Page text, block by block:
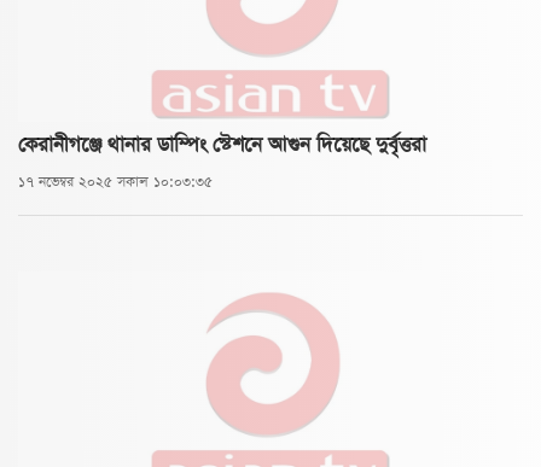
কেরানীগঞ্জে থানার ডাম্পিং স্টেশনে আগুন দিয়েছে দুর্বৃত্তরা
১৭ নভেম্বর ২০২৫ সকাল ১০:০৩:৩৫